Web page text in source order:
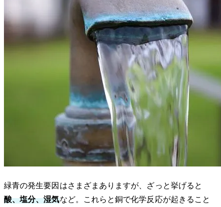
緑青の発生要因はさまざまありますが、ざっと挙げると
酸、塩分、湿気など。これらと銅で化学反応が起きること